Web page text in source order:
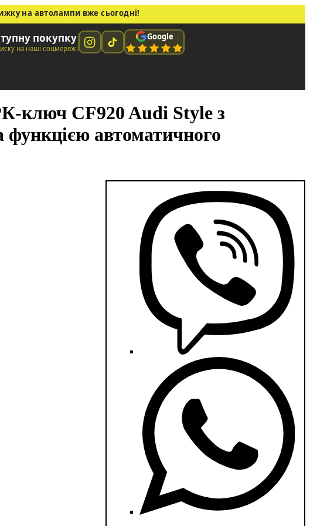
на автолампи вже сьогодні!
покупку
на наші соцмережі
Google
ключ CF920 Audi Style з
автоматичного